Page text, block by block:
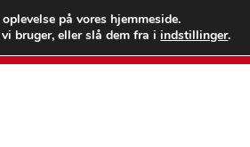
kr.
på vores hjemmeside.
bruger, eller slå dem fra iindstillinger.